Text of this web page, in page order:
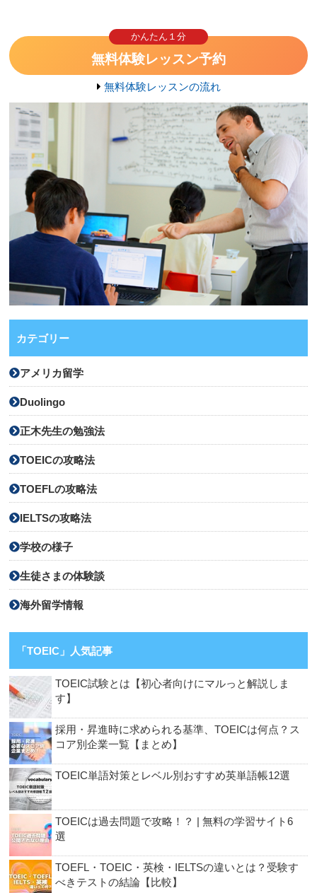
かんたん１分
無料体験レッスン予約
無料体験レッスンの流れ
カテゴリー
アメリカ留学
Duolingo
正木先生の勉強法
TOEICの攻略法
TOEFLの攻略法
IELTSの攻略法
学校の様子
生徒さまの体験談
海外留学情報
「TOEIC」人気記事
TOEIC試験とは【初心者向けにマルっと解説しま
す】
採用・昇進時に求められる基準、TOEICは何点？ス
コア別企業一覧【まとめ】
TOEIC単語対策とレベル別おすすめ英単語帳12選
TOEICは過去問題で攻略！？ | 無料の学習サイト6
選
TOEFL・TOEIC・英検・IELTSの違いとは？受験す
べきテストの結論【比較】